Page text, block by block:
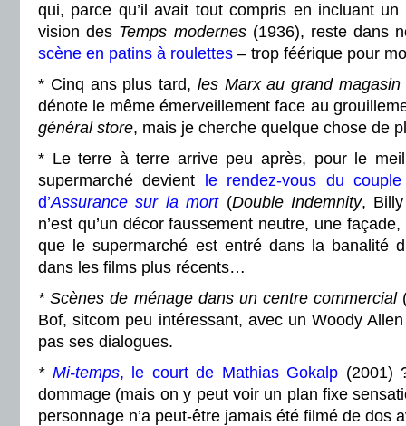
qui, parce qu’il avait tout compris en incluant
vision des Temps modernes(1936), reste dans
scène en patins à roulettes – trop féérique pour
* Cinq ans plus tard, les Marx au grand magasin
dénote le même émerveillement face au
général store, mais je cherche quelque chose de
* Le terre à terre arrive peu après, pour le
supermarché devient
le rendez-vous du
d’Assurance sur la mort(DoubleIndemnity,
n’est qu’un décor faussement neutre, une
que le supermarché est entré dans la banalité
dans les films plus récents…
* Scènes de ménage dans un centre commercial
Bof, sitcom peu intéressant, avec un Woody
pas ses dialogues.
*Mi-temps, le court de Mathias Gokalp (2001)
dommage (mais on y peut voir un plan fixe
personnage n’a peut-être jamais été filmé de dos